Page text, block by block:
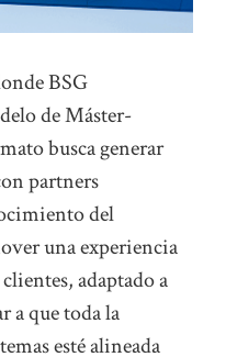
BSG
de Máster-
busca generar
partners
del
una experiencia
adaptado a
a que toda la
esté alineada